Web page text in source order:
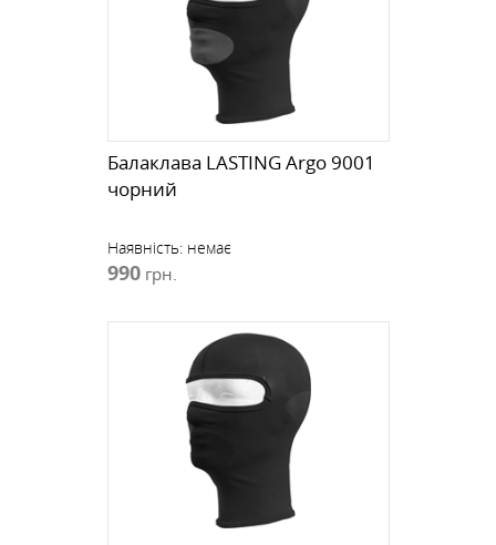
Балаклава LASTING Argo 9001
чорний
Наявність: немає
990 грн.